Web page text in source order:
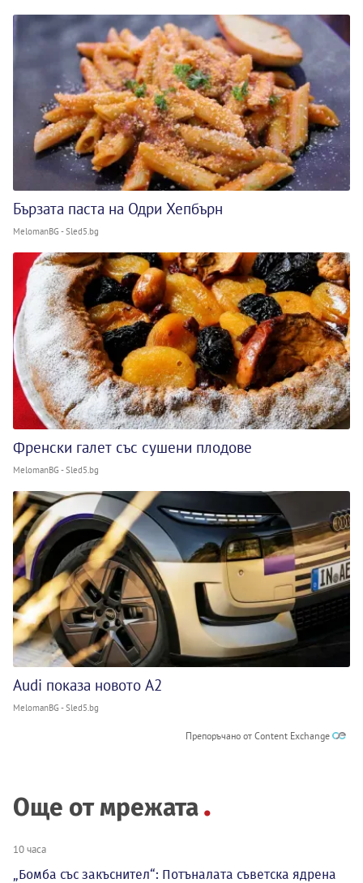
Бързата паста на Одри Хепбърн
MelomanBG - Sled5.bg
Френски галет със сушени плодове
MelomanBG - Sled5.bg
Audi показа новото A2
MelomanBG - Sled5.bg
Препоръчано от Content Exchange
Още от мрежата
10 часа
„Бомба със закъснител“: Потъналата съветска ядрена